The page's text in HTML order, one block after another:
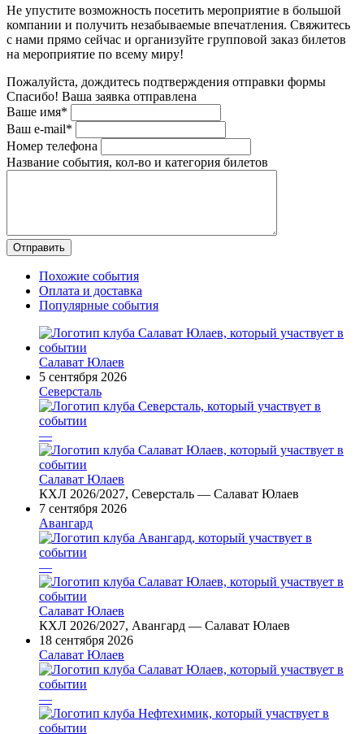
Не упустите возможность посетить мероприятие в большой
компании и получить незабываемые впечатления. Свяжитесь
с нами прямо сейчас и организуйте групповой заказ билетов
на мероприятие по всему миру!
Пожалуйста, дождитесь подтверждения отправки формы
Спасибо! Ваша заявка отправлена
Ваше имя*
Ваш e-mail*
Номер телефона
Название события, кол-во и категория билетов
Похожие события
Оплата и доставка
Популярные события
Салават Юлаев
5 сентября 2026
Северсталь
—
Салават Юлаев
КХЛ 2026/2027, Северсталь — Салават Юлаев
7 сентября 2026
Авангард
—
Салават Юлаев
КХЛ 2026/2027, Авангард — Салават Юлаев
18 сентября 2026
Салават Юлаев
—